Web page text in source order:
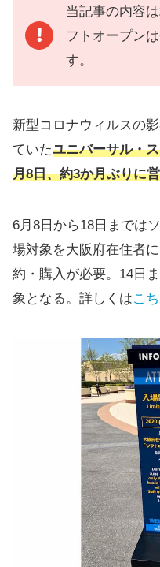
当記事の内容は
フトオープン
す。
新型コロナウィルスの
ていたユニバーサル・
月8日、約3か月ぶりに
6月8日から18日までは
場対象を大阪府在住者
約・購入が必要。14日
象となる。詳しくはこ